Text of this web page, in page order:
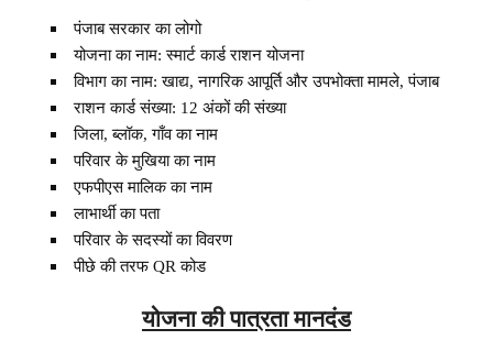
पंजाब सरकार का लोगो
योजना का नाम: स्मार्ट कार्ड राशन योजना
विभाग का नाम: खाद्य, नागरिक आपूर्ति और उपभोक्ता मामले, पंजाब
राशन कार्ड संख्या: 12 अंकों की संख्या
जिला, ब्लॉक, गाँव का नाम
परिवार के मुखिया का नाम
एफपीएस मालिक का नाम
लाभार्थी का पता
परिवार के सदस्यों का विवरण
पीछे की तरफ QR कोड
योजना की पात्रता मानदंड